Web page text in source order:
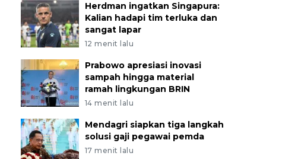
Herdman ingatkan Singapura:
Kalian hadapi tim terluka dan
sangat lapar
12 menit lalu
Prabowo apresiasi inovasi
sampah hingga material
ramah lingkungan BRIN
14 menit lalu
Mendagri siapkan tiga langkah
solusi gaji pegawai pemda
17 menit lalu